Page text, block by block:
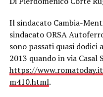
Il sindacato Cambia-
sindacato ORSA
sono passati quasi dodici
2013 quando in via Casal
https://
m410.html.